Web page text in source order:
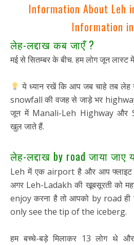
Information About Leh
Information
लेह-लद्दाख कब जाएँ ?
मई से सितम्बर के बीच. हम लोग जून लास्ट
ये ध्यान रखें कि आप जब चाहे तब लेह
snowfall की वजह से जाड़े भर
जून में Manali-Leh Highway और
खुल जाते हैं.
लेह-लद्दाख by road जाया जाए
Leh में एक airport है और आप
अगर Leh-Ladakh की खूबसूरती को
enjoy करना है तो आपको by road ही
only see the tip of the iceberg.
हम बच्चे-बड़े मिलाकर 13 लोग थे